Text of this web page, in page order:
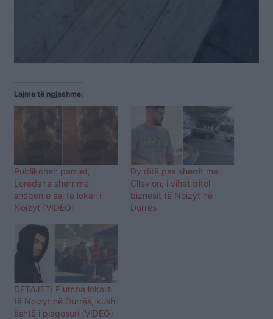
Lajme të ngjashme:
Publikohen pamjet,
Loredana sherr me
shoqen e saj te lokali i
Noizyt (VIDEO)
Dy ditë pas sherrit me
Cllevion, i vihet tritol
biznesit të Noizyt në
Durrës
DETAJET/ Plumba lokalit
të Noizyt në Durrës, kush
është i plagosuri (VIDEO)